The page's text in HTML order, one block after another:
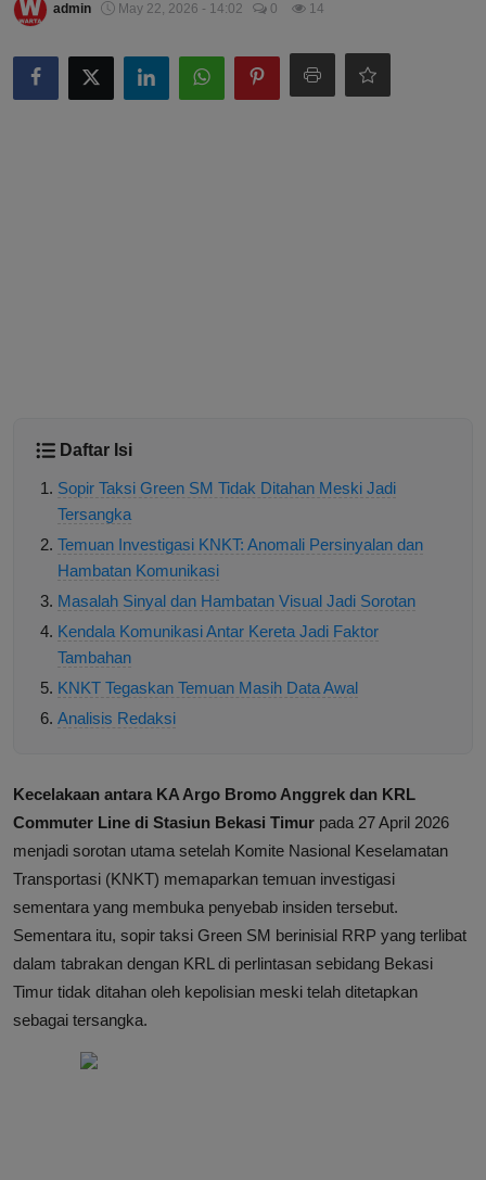
admin May 22, 2026 - 14:02 0 14
Daftar Isi
Sopir Taksi Green SM Tidak Ditahan Meski Jadi
Tersangka
Temuan Investigasi KNKT: Anomali Persinyalan dan
Hambatan Komunikasi
Masalah Sinyal dan Hambatan Visual Jadi Sorotan
Kendala Komunikasi Antar Kereta Jadi Faktor
Tambahan
KNKT Tegaskan Temuan Masih Data Awal
Analisis Redaksi
Kecelakaan antara KA Argo Bromo Anggrek dan KRL
Commuter Line di Stasiun Bekasi Timur pada 27 April 2026
menjadi sorotan utama setelah Komite Nasional Keselamatan
Transportasi (KNKT) memaparkan temuan investigasi
sementara yang membuka penyebab insiden tersebut.
Sementara itu, sopir taksi Green SM berinisial RRP yang terlibat
dalam tabrakan dengan KRL di perlintasan sebidang Bekasi
Timur tidak ditahan oleh kepolisian meski telah ditetapkan
sebagai tersangka.